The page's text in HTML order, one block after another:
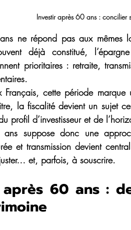
Investir après 60 ans : concilier
ne répond pas aux
déjà constitué,
prioritaires : retraite,
Français, cette période marque
la fiscalité devient un sujet
profil d’investisseur et de
suppose donc une
et transmission devient
et, parfois, à souscrire.
60 ans :